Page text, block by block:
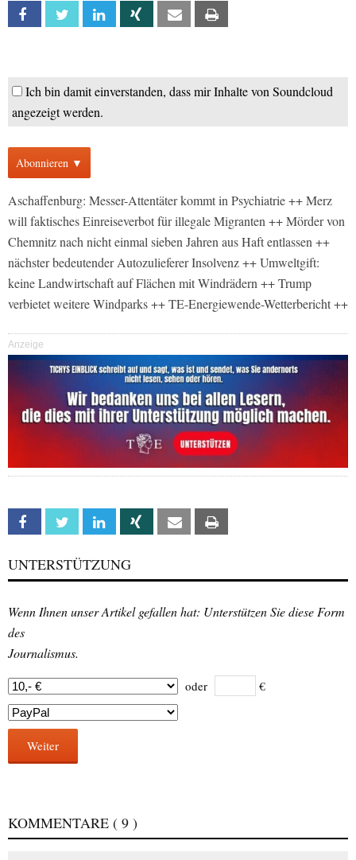
Facebook Twitter Linkedin Xing Email
Ich bin damit einverstanden, dass mir Inhalte von Soundcloud
angezeigt werden.
Abonnieren ▼
Aschaffenburg: Messer-Attentäter kommt in Psychiatrie ++ Merz
will faktisches Einreiseverbot für illegale Migranten ++ Mörder von
Chemnitz nach nicht einmal sieben Jahren aus Haft entlassen ++
nächster bedeutender Autozulieferer Insolvenz ++ Umweltgift:
keine Landwirtschaft auf Flächen mit Windrädern ++ Trump
verbietet weitere Windparks ++ TE-Energiewende-Wetterbericht ++
Anzeige
Facebook Twitter Linkedin Xing Email
UNTERSTÜTZUNG
Wenn Ihnen unser Artikel gefallen hat: Unterstützen Sie diese Form
des
Journalismus.
oder €
Weiter
KOMMENTARE ( 9 )